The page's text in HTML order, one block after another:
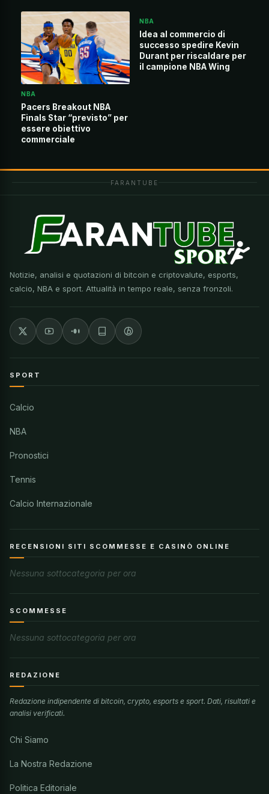
NBA
Pacers Breakout NBA
Finals Star “previsto” per
essere obiettivo
commerciale
NBA
Idea al commercio di
successo spedire Kevin
Durant per riscaldare per
il campione NBA Wing
FARANTUBE
Notizie, analisi e quotazioni di bitcoin e criptovalute, esports,
calcio, NBA e sport. Attualità in tempo reale, senza fronzoli.
SPORT
Calcio
NBA
Pronostici
Tennis
Calcio Internazionale
RECENSIONI SITI SCOMMESSE E CASINÒ ONLINE
Nessuna sottocategoria per ora
SCOMMESSE
Nessuna sottocategoria per ora
REDAZIONE
Redazione indipendente di bitcoin, crypto, esports e sport. Dati, risultati e
analisi verificati.
Chi Siamo
La Nostra Redazione
Politica Editoriale